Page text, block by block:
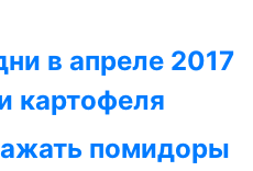
в апреле 2017
картофеля
помидоры